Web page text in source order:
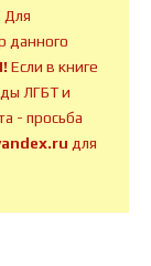
Для
данного
Если в книге
ЛГБТ и
- просьба
для